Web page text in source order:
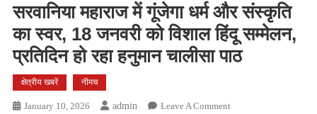
सरवानिया महाराज में गूंजेगा धर्म और संस्कृति
का स्वर, 18 जनवरी को विशाल हिंदू सम्मेलन,
प्रतिदिन हो रहा हनुमान चालीसा पाठ
क्षेत्रीय खबरें नीमच
January 10, 2026 Admin Leave A CommentOn